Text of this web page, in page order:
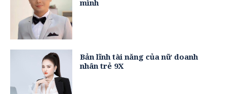
mình
Bản lĩnh tài năng của nữ doanh
nhân trẻ 9X